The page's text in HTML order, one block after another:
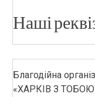
Наші
Благодійна
«ХАРКІВ З